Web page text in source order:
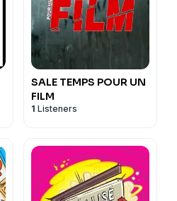
SALE TEMPS POUR UN
FILM
1 Listeners